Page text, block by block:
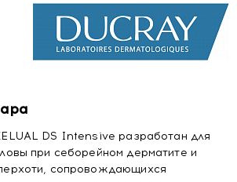
DS Intensive разработан для
при себорейном дерматите и
сопровождающихся